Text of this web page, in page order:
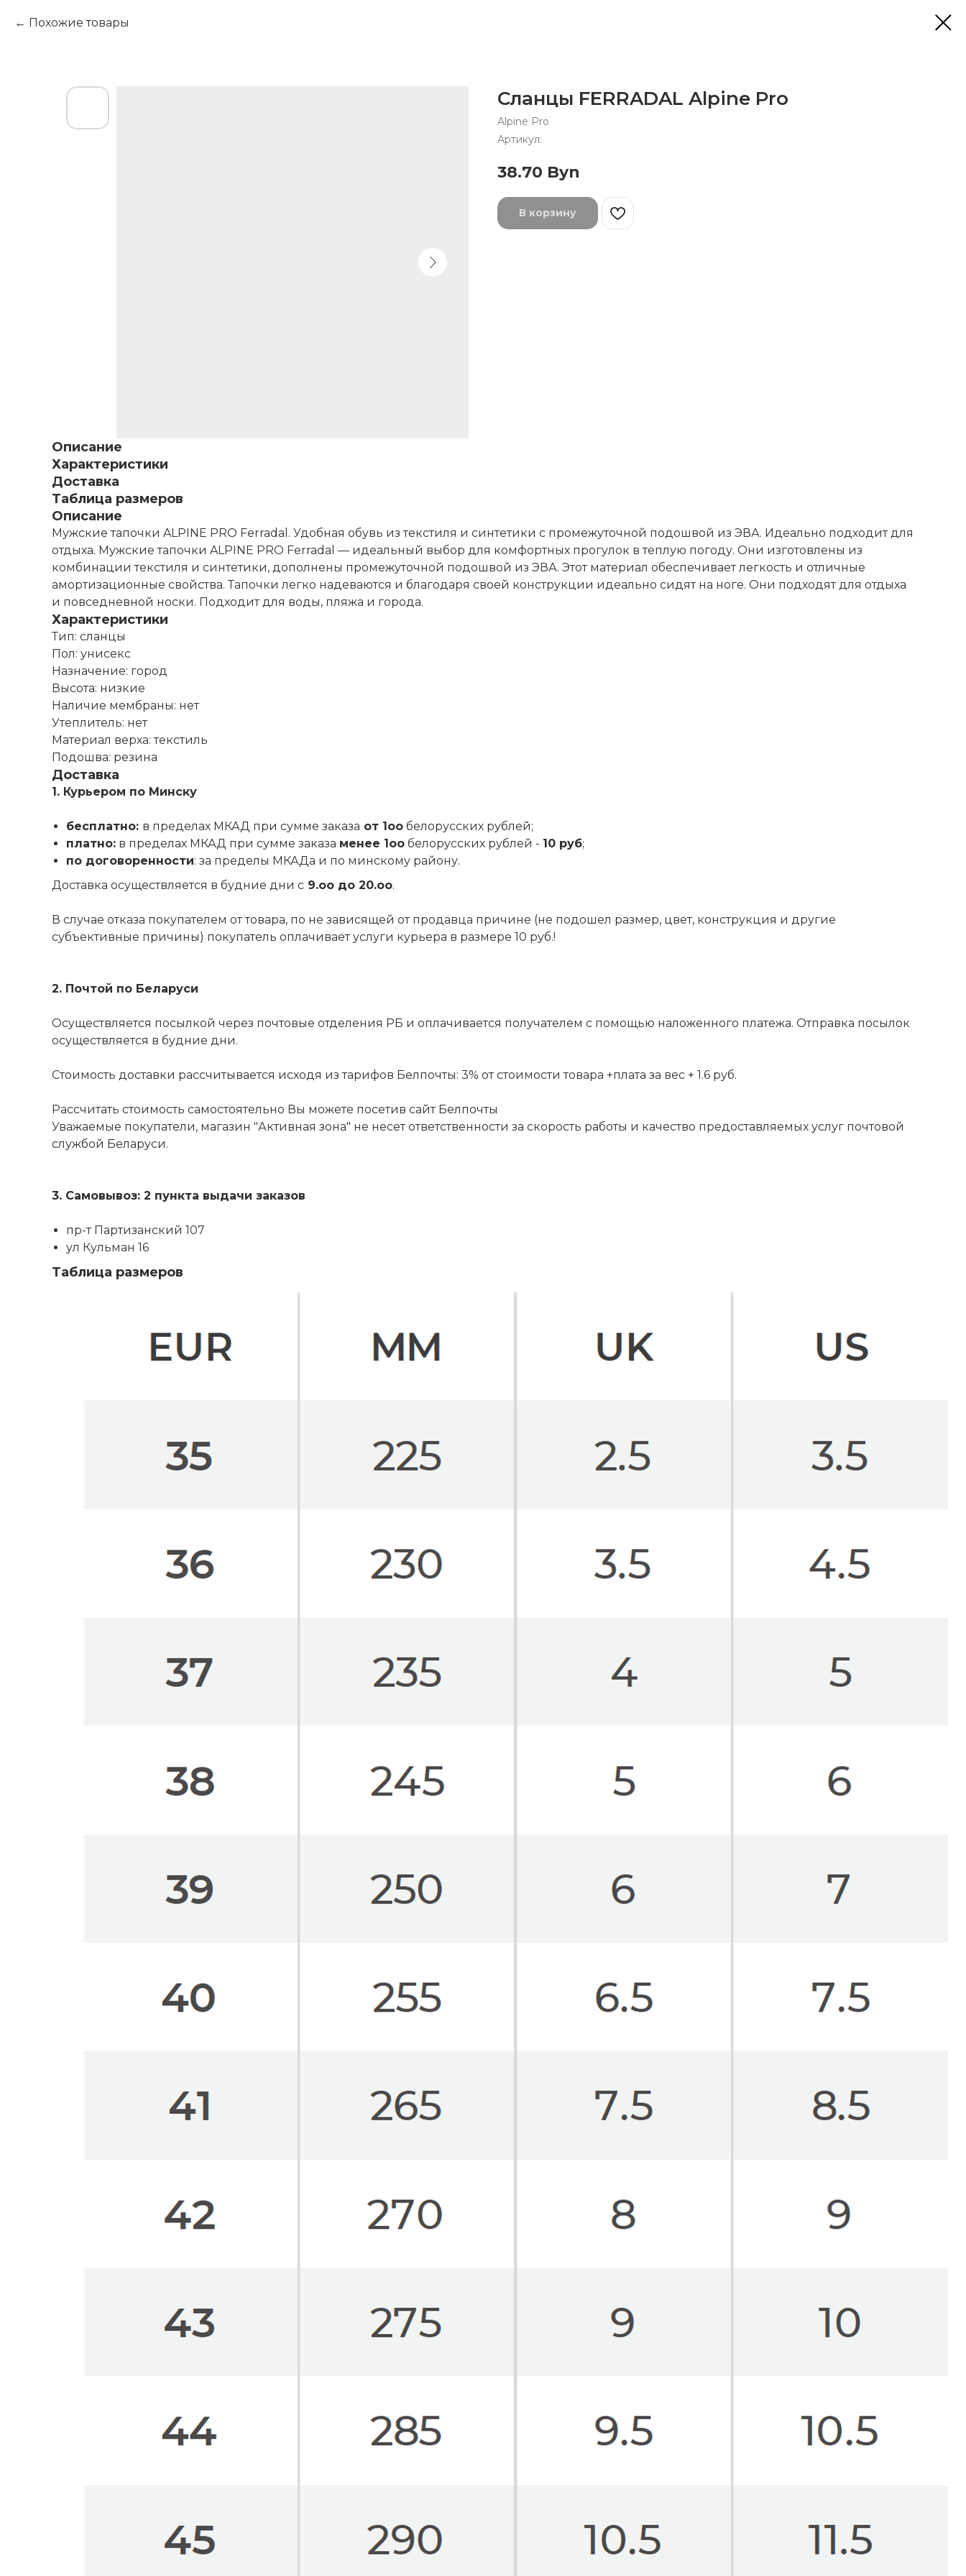
Похожие товары
Сланцы FERRADAL Alpine Pro
Alpine Pro
Артикул:
38.70 Byn
В корзину
Описание
Характеристики
Доставка
Таблица размеров
Описание
Мужские тапочки ALPINE PRO Ferradal. Удобная обувь из текстиля и синтетики с промежуточной подошвой из ЭВА. Идеально подходит для
отдыха. Мужские тапочки ALPINE PRO Ferradal — идеальный выбор для комфортных прогулок в теплую погоду. Они изготовлены из
комбинации текстиля и синтетики, дополнены промежуточной подошвой из ЭВА. Этот материал обеспечивает легкость и отличные
амортизационные свойства. Тапочки легко надеваются и благодаря своей конструкции идеально сидят на ноге. Они подходят для отдыха
и повседневной носки. Подходит для воды, пляжа и города.
Характеристики
Тип: сланцы
Пол: унисекс
Назначение: город
Высота: низкие
Наличие мембраны: нет
Утеплитель: нет
Материал верха: текстиль
Подошва: резина
Доставка
1. Курьером по Минску
бесплатно: в пределах МКАД при сумме заказа от 1оо белорусских рублей;
платно: в пределах МКАД при сумме заказа менее 1оо белорусских рублей - 10 руб;
по договоренности: за пределы МКАДа и по минскому району.
Доставка осуществляется в будние дни с 9.оо до 20.оо.
В случае отказа покупателем от товара, по не зависящей от продавца причине (не подошел размер, цвет, конструкция и другие
субъективные причины) покупатель оплачивает услуги курьера в размере 10 руб.!
2. Почтой по Беларуси
Осуществляется посылкой через почтовые отделения РБ и оплачивается получателем с помощью наложенного платежа. Отправка посылок
осуществляется в будние дни.
Стоимость доставки рассчитывается исходя из тарифов Белпочты: 3% от стоимости товара +плата за вес + 1.6 руб.
Рассчитать стоимость самостоятельно Вы можете посетив сайт Белпочты
Уважаемые покупатели, магазин "Активная зона" не несет ответственности за скорость работы и качество предоставляемых услуг почтовой
службой Беларуси.
3. Самовывоз: 2 пункта выдачи заказов
пр-т Партизанский 107
ул Кульман 16
Таблица размеров